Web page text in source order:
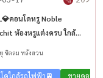
คอนโด Luxury💎
คอนโดหรู Noble
ห้องหรูแต่งครบ ใกล้
ลินจิต🚅
ชิดลม หลังสวน
ดใกล้รถไฟฟ้า🚈 ขายคอนโ